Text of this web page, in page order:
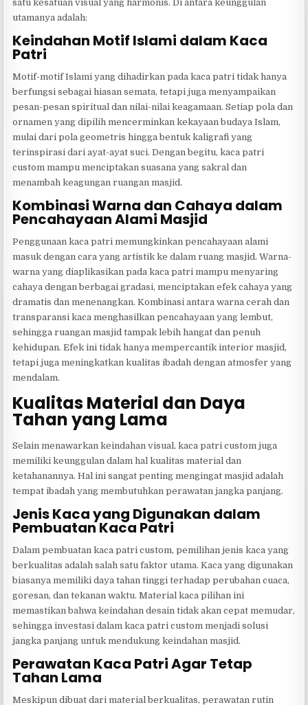
satu kesatuan visual yang harmonis. Di antara keunggulan
utamanya adalah:
Keindahan Motif Islami dalam Kaca
Patri
Motif-motif Islami yang dihadirkan pada kaca patri tidak hanya
berfungsi sebagai hiasan semata, tetapi juga menyampaikan
pesan-pesan spiritual dan nilai-nilai keagamaan. Setiap pola dan
ornamen yang dipilih mencerminkan kekayaan budaya Islam,
mulai dari pola geometris hingga bentuk kaligrafi yang
terinspirasi dari ayat-ayat suci. Dengan begitu, kaca patri
custom mampu menciptakan suasana yang sakral dan
menambah keagungan ruangan masjid.
Kombinasi Warna dan Cahaya dalam
Pencahayaan Alami Masjid
Penggunaan kaca patri memungkinkan pencahayaan alami
masuk dengan cara yang artistik ke dalam ruang masjid. Warna-
warna yang diaplikasikan pada kaca patri mampu menyaring
cahaya dengan berbagai gradasi, menciptakan efek cahaya yang
dramatis dan menenangkan. Kombinasi antara warna cerah dan
transparansi kaca menghasilkan pencahayaan yang lembut,
sehingga ruangan masjid tampak lebih hangat dan penuh
kehidupan. Efek ini tidak hanya mempercantik interior masjid,
tetapi juga meningkatkan kualitas ibadah dengan atmosfer yang
mendalam.
Kualitas Material dan Daya
Tahan yang Lama
Selain menawarkan keindahan visual, kaca patri custom juga
memiliki keunggulan dalam hal kualitas material dan
ketahanannya. Hal ini sangat penting mengingat masjid adalah
tempat ibadah yang membutuhkan perawatan jangka panjang.
Jenis Kaca yang Digunakan dalam
Pembuatan Kaca Patri
Dalam pembuatan kaca patri custom, pemilihan jenis kaca yang
berkualitas adalah salah satu faktor utama. Kaca yang digunakan
biasanya memiliki daya tahan tinggi terhadap perubahan cuaca,
goresan, dan tekanan waktu. Material kaca pilihan ini
memastikan bahwa keindahan desain tidak akan cepat memudar,
sehingga investasi dalam kaca patri custom menjadi solusi
jangka panjang untuk mendukung keindahan masjid.
Perawatan Kaca Patri Agar Tetap
Tahan Lama
Meskipun dibuat dari material berkualitas, perawatan rutin